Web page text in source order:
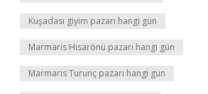
Kuşadası giyim pazarı hangi gün
Marmaris Hisarönü pazarı hangi gün
Marmaris Turunç pazarı hangi gün